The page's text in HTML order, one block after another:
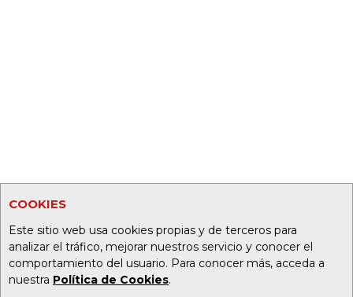
COOKIES
Este sitio web usa cookies propias y de terceros para
analizar el tráfico, mejorar nuestros servicio y conocer el
comportamiento del usuario. Para conocer más, acceda a
nuestra Política de Cookies.